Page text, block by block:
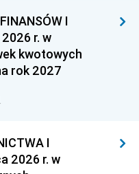
I
r. w
kwotowych
rok 2027
I
2026 r. w